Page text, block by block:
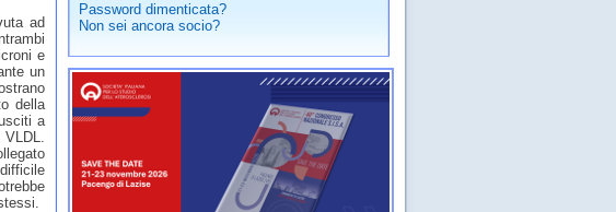
ad
e
un
della
a
Password dimenticata?
Non sei ancora socio?